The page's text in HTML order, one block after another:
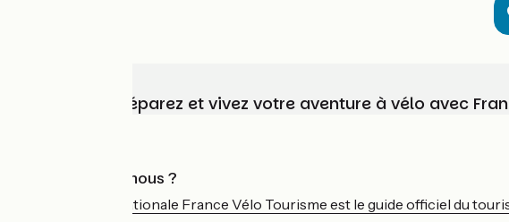
Choisissez, préparez et vivez votre aventure à vélo avec
Qui sommes-nous ?
L'association nationale France Vélo Tourisme est le guide officiel du